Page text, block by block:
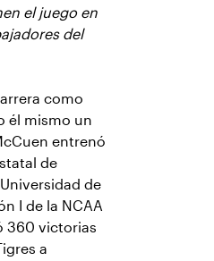
el juego en
del
como
él mismo un
entrenó
de
de
I de la NCAA
360 victorias
a